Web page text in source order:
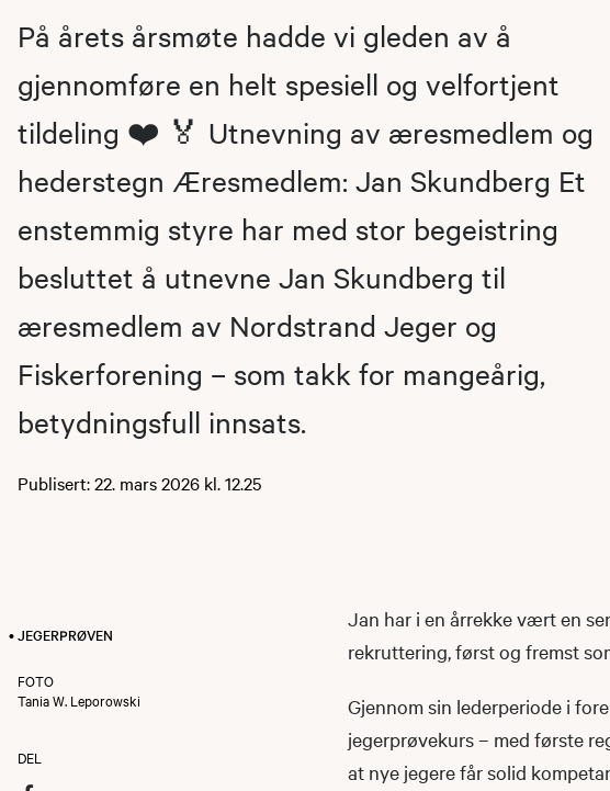
På årets årsmøte hadde vi gleden av å
gjennomføre en helt spesiell og velfortjent
tildeling ❤️ 🏅 Utnevning av æresmedlem og
hederstegn Æresmedlem: Jan Skundberg Et
enstemmig styre har med stor begeistring
besluttet å utnevne Jan Skundberg til
æresmedlem av Nordstrand Jeger og
Fiskerforening – som takk for mangeårig,
betydningsfull innsats.
Publisert: 22. mars 2026 kl. 12.25
• JEGERPRØVEN
FOTO
Tania W. Leporowski
DEL
Jan har i en årrekke vært en
rekruttering, først og fremst
Gjennom sin lederperiode i
jegerprøvekurs – med første
at nye jegere får solid